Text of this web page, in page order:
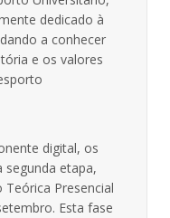
dedicado à
a conhecer
e os valores
digital, os
segunda etapa,
Presencial
Esta fase